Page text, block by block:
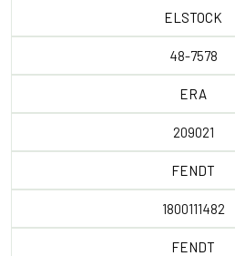
ELSTOCK
48-7578
ERA
209021
FENDT
1800111482
FENDT